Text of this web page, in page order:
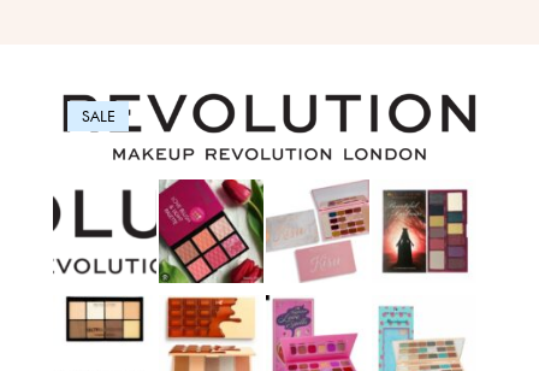
SALE